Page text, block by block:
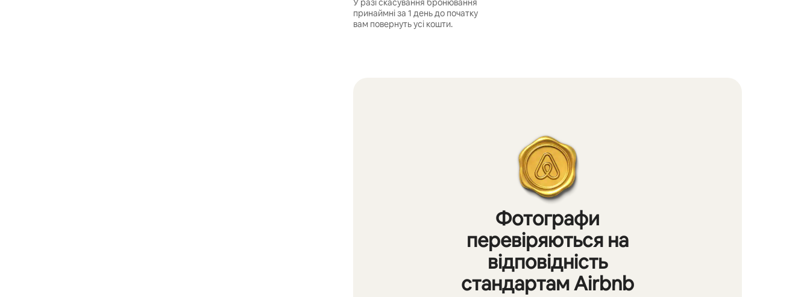
У разі скасування бронювання
принаймні за 1 день до початку
вам повернуть усі кошти.
Фотографи
перевіряються на
відповідність
стандартам Airbnb